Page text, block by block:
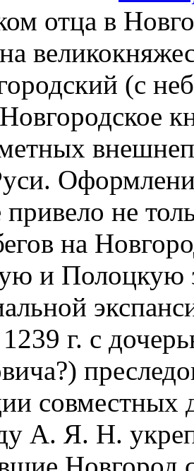
отца в
(с
не
на
и Полоцкую
г. с
совместных
А. Я. Н.